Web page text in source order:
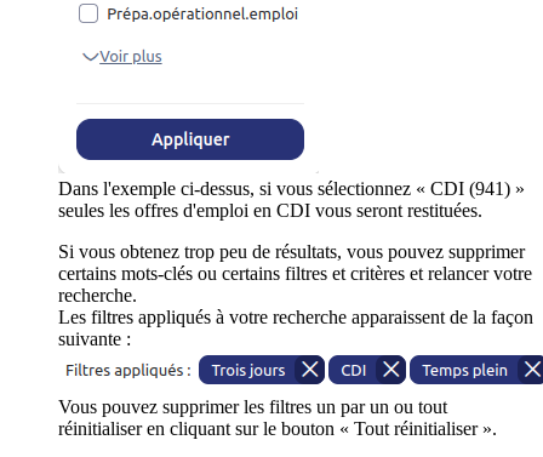
Dans l'exemple ci-dessus, si vous sélectionnez « CDI (941) »
seules les offres d'emploi en CDI vous seront restituées.
Si vous obtenez trop peu de résultats, vous pouvez supprimer
certains mots-clés ou certains filtres et critères et relancer votre
recherche.
Les filtres appliqués à votre recherche apparaissent de la façon
suivante :
Vous pouvez supprimer les filtres un par un ou tout
réinitialiser en cliquant sur le bouton « Tout réinitialiser ».